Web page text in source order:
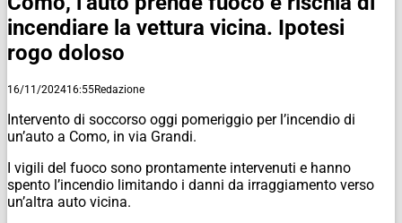
incendiare la vettura vicina. Ipotesi
rogo doloso
16/11/202416:55Redazione
Intervento di soccorso oggi pomeriggio per l’incendio di
un’auto a Como, in via Grandi.
I vigili del fuoco sono prontamente intervenuti e hanno
spento l’incendio limitando i danni da irraggiamento verso
un’altra auto vicina.